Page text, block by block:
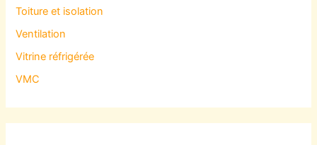
Toiture et isolation
Ventilation
Vitrine réfrigérée
VMC